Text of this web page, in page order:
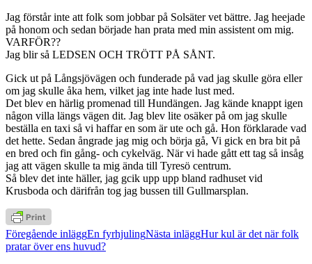
Jag förstår inte att folk som jobbar på Solsäter vet bättre. Jag heejade
på honom och sedan började han prata med min assistent om mig.
VARFÖR??
Jag blir så LEDSEN OCH TRÖTT PÅ SÅNT.
Gick ut på Långsjövägen och funderade på vad jag skulle göra eller
om jag skulle åka hem, vilket jag inte hade lust med.
Det blev en härlig promenad till Hundängen. Jag kände knappt igen
någon villa längs vägen dit. Jag blev lite osäker på om jag skulle
beställa en taxi så vi haffar en som är ute och gå. Hon förklarade vad
det hette. Sedan ångrade jag mig och börja gå, Vi gick en bra bit på
en bred och fin gång- och cykelväg. När vi hade gått ett tag så insåg
jag att vägen skulle ta mig ända till Tyresö centrum.
Så blev det inte häller, jag gcik upp upp bland radhuset vid
Krusboda och därifrån tog jag bussen till Gullmarsplan.
Inläggsnavigering
Föregående inläggEn fyrhjulingNästa inläggHur kul är det när folk
pratar över ens huvud?